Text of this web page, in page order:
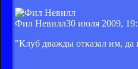
Фил Невилл30 июля 2009,
"Клуб дважды отказал им, да